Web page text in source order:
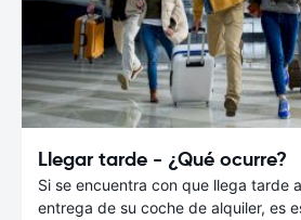
Llegar tarde - ¿Qué ocurre?
Si se encuentra con que llega tarde
entrega de su coche de alquiler, es